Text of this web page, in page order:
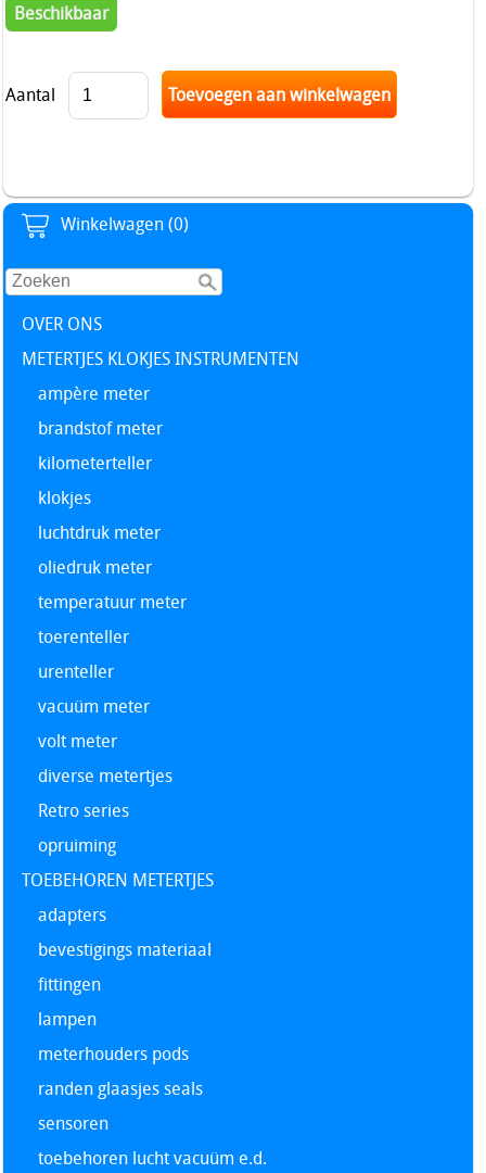
Winkelwagen (0)
OVER ONS
METERTJES KLOKJES INSTRUMENTEN
ampère meter
brandstof meter
kilometerteller
klokjes
luchtdruk meter
oliedruk meter
temperatuur meter
toerenteller
urenteller
vacuüm meter
volt meter
diverse metertjes
Retro series
opruiming
TOEBEHOREN METERTJES
adapters
bevestigings materiaal
fittingen
lampen
meterhouders pods
randen glaasjes seals
sensoren
toebehoren lucht vacuüm e.d.
Beschikbaar
Aantal